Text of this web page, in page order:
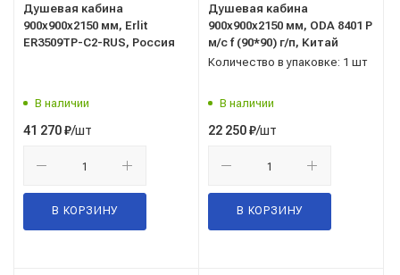
Душевая кабина
900x900x2150 мм, Erlit
ER3509TP-C2-RUS, Россия
В наличии
41 270₽/шт
В КОРЗИНУ
Душевая кабина
900x900x2150 мм, ODA 8401 Р
м/с f (90*90) г/п, Китай
Количество в упаковке: 1 шт
В наличии
22 250₽/шт
В КОРЗИНУ